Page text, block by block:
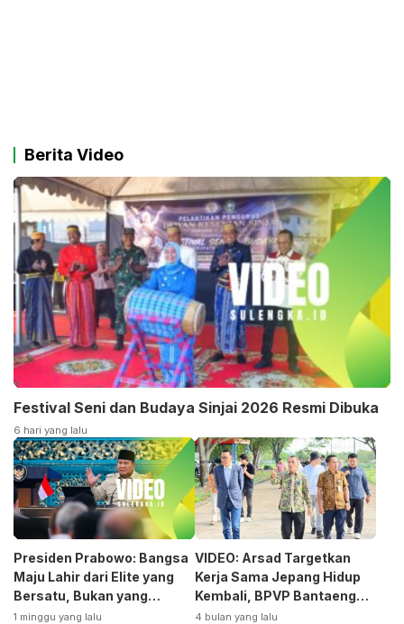
Berita Video
Festival Seni dan Budaya Sinjai 2026 Resmi Dibuka
6 hari yang lalu
Presiden Prabowo: Bangsa
Maju Lahir dari Elite yang
Bersatu, Bukan yang
Terpecah
1 minggu yang lalu
VIDEO: Arsad Targetkan
Kerja Sama Jepang Hidup
Kembali, BPVP Bantaeng
Siap Bangkitkan Jurusan
4 bulan yang lalu